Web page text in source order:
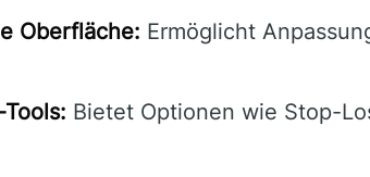
Oberfläche: Ermöglicht
Bietet Optionen wie Stop-